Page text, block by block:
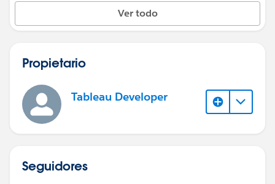
Ver todo
Propietario
Tableau Developer
Seguidores